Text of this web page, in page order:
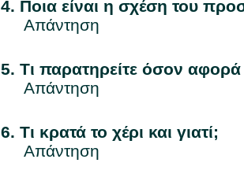
4. Ποια είναι η σχέση του
Απάντηση
5. Τι παρατηρείτε όσον
Απάντηση
6. Τι κρατά το χέρι και γιατί;
Απάντηση